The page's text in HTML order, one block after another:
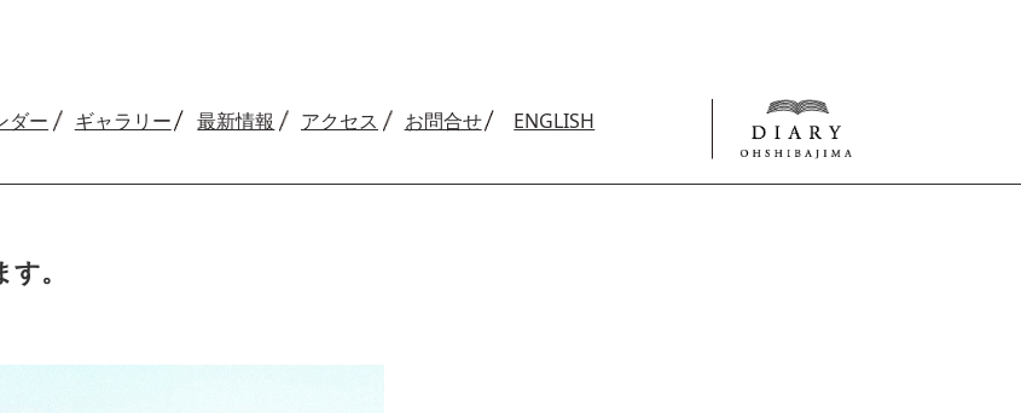
ダー ギャラリー 最新情報 アクセス お問合せ ENGLISH
。